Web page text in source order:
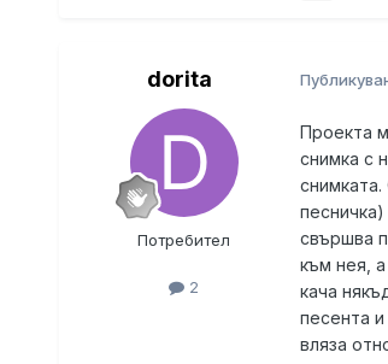
dorita
Потребител
2
Проекта
снимка с
свършва
към нея,
кача
песента
вляза